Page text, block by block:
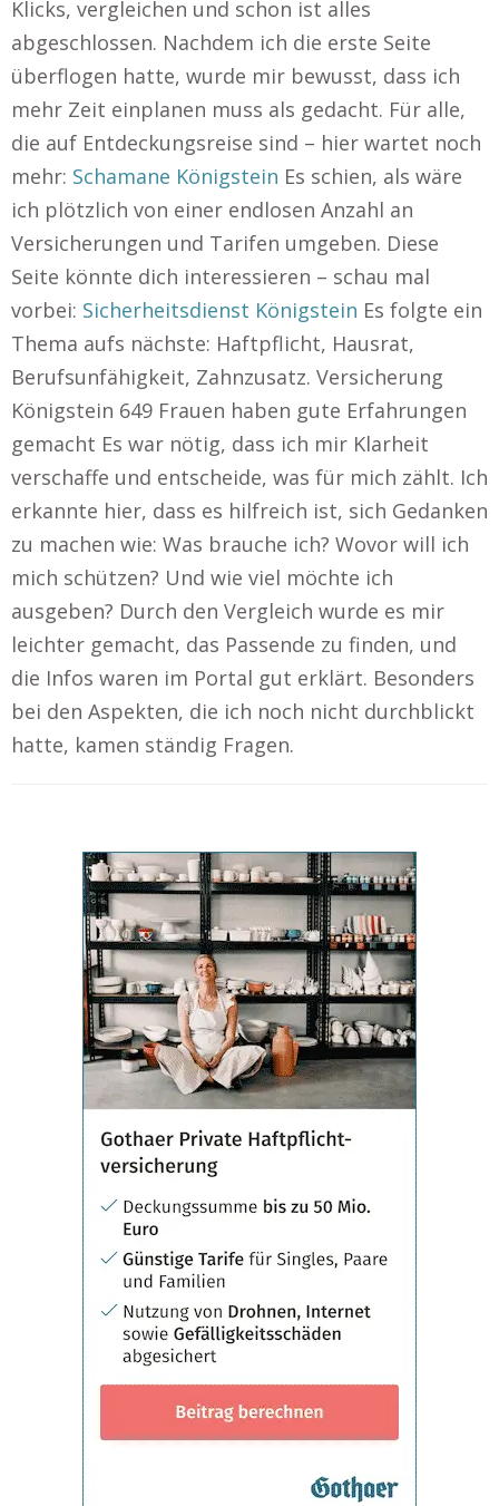
Klicks, vergleichen und schon ist alles
abgeschlossen. Nachdem ich die erste Seite
überflogen hatte, wurde mir bewusst, dass ich
mehr Zeit einplanen muss als gedacht. Für alle,
die auf Entdeckungsreise sind – hier wartet noch
mehr: Schamane Königstein Es schien, als wäre
ich plötzlich von einer endlosen Anzahl an
Versicherungen und Tarifen umgeben. Diese
Seite könnte dich interessieren – schau mal
vorbei: Sicherheitsdienst Königstein Es folgte ein
Thema aufs nächste: Haftpflicht, Hausrat,
Berufsunfähigkeit, Zahnzusatz. Versicherung
Königstein 649 Frauen haben gute Erfahrungen
gemacht Es war nötig, dass ich mir Klarheit
verschaffe und entscheide, was für mich zählt. Ich
erkannte hier, dass es hilfreich ist, sich Gedanken
zu machen wie: Was brauche ich? Wovor will ich
mich schützen? Und wie viel möchte ich
ausgeben? Durch den Vergleich wurde es mir
leichter gemacht, das Passende zu finden, und
die Infos waren im Portal gut erklärt. Besonders
bei den Aspekten, die ich noch nicht durchblickt
hatte, kamen ständig Fragen.